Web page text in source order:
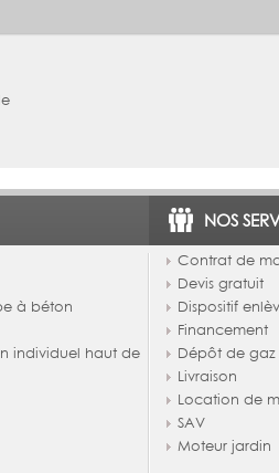
à béton
individuel haut de
NOS
Contrat de
Devis gratuit
Dispositif
Financement
Dépôt de gaz
Livraison
Location de
SAV
Moteur jardin